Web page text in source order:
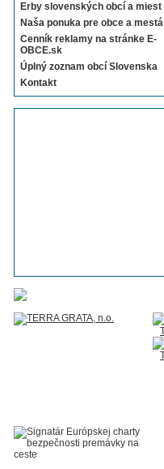
Erby slovenských obcí a miest
Naša ponuka pre obce a mestá
Cenník reklamy na stránke E-
OBCE.sk
Úplný zoznam obcí Slovenska
Kontakt